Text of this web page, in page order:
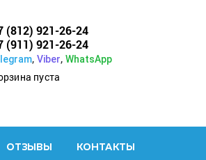
(812) 921-26-24
(911) 921-26-24
, Viber, WhatsApp
пуста
ОТЗЫВЫ КОНТАКТЫ